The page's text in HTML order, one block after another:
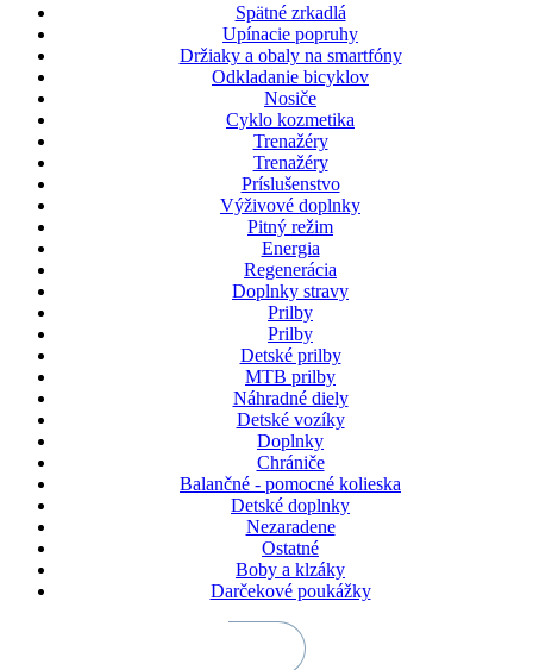
Spätné zrkadlá
Upínacie popruhy
Držiaky a obaly na smartfóny
Odkladanie bicyklov
Nosiče
Cyklo kozmetika
Trenažéry
Trenažéry
Príslušenstvo
Výživové doplnky
Pitný režim
Energia
Regenerácia
Doplnky stravy
Prilby
Prilby
Detské prilby
MTB prilby
Náhradné diely
Detské vozíky
Doplnky
Chrániče
Balančné - pomocné kolieska
Detské doplnky
Nezaradene
Ostatné
Boby a klzáky
Darčekové poukážky